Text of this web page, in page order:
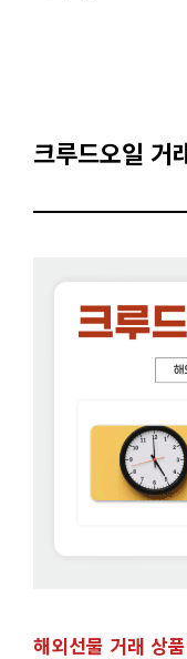
크루드오일 거
해외선물 거래 상